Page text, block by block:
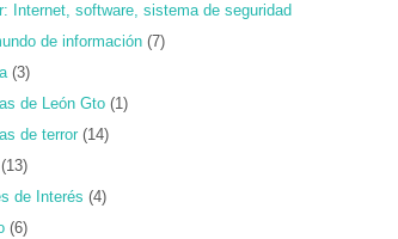
Internet, software, sistema de seguridad
de información (7)
(3)
de León Gto (1)
de terror (14)
(13)
de Interés (4)
(6)